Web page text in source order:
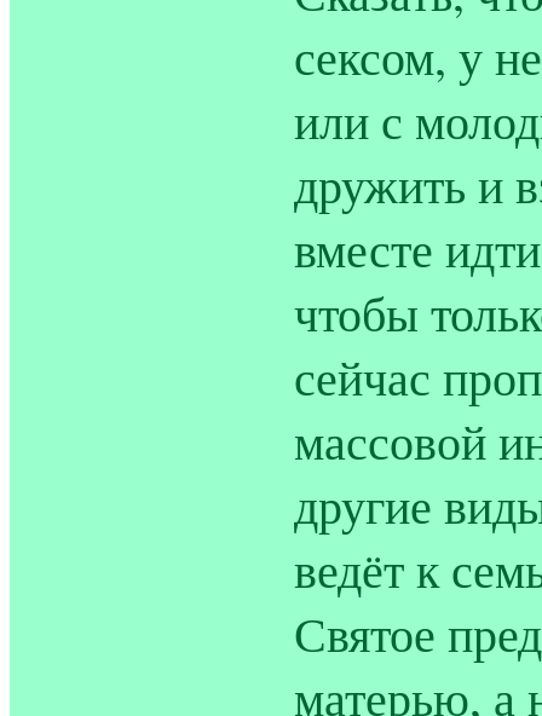
сексом, у
или с
дружить и
вместе
чтобы
сейчас
массовой
другие
ведёт к
Святое
матерью, а